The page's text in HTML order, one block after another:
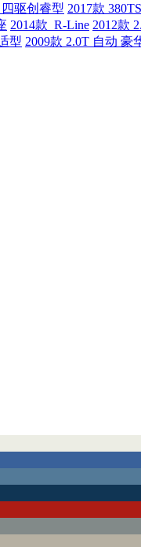
四驱创睿型 2017款
2014款 R-Line 2012款
型 2009款 2.0T 自动 豪